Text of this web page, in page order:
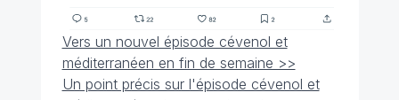
Vers un nouvel épisode cévenol et
méditerranéen en fin de semaine >>
Un point précis sur l'épisode cévenol et